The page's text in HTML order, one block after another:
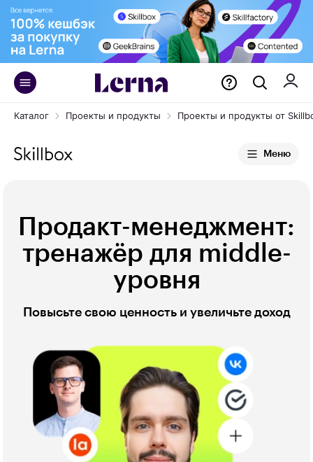
Каталог Проекты и продукты Проекты и продукты от
Меню
Продакт-менеджмент:
тренажёр для middle-
уровня
Повысьте свою ценность и увеличьте доход